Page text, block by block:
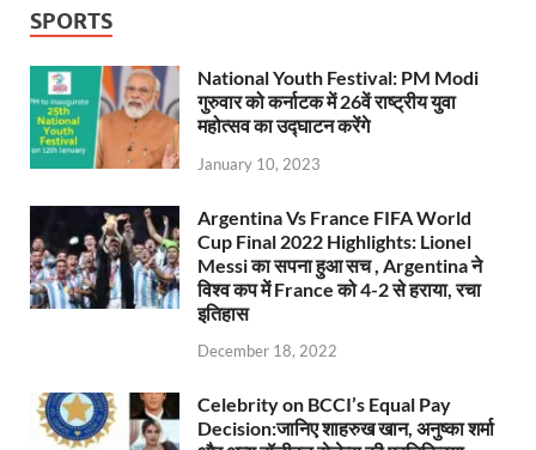
SPORTS
National Youth Festival: PM Modi
गुरुवार को कर्नाटक में 26वें राष्ट्रीय युवा
महोत्सव का उद्घाटन करेंगे
January 10, 2023
Argentina Vs France FIFA World
Cup Final 2022 Highlights: Lionel
Messi का सपना हुआ सच , Argentina ने
विश्व कप में France को 4-2 से हराया, रचा
इतिहास
December 18, 2022
Celebrity on BCCI’s Equal Pay
Decision:जानिए शाहरुख खान, अनुष्का शर्मा